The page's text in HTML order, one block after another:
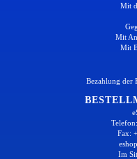
Mit
Mit
Mit
Bezahlung der
Fax:
Im